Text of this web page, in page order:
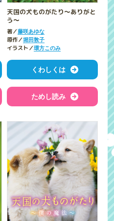
天国の犬ものがたり～ありがと
う～
著／藤咲あゆな
原作／堀田敦子
イラスト／環方このみ
くわしくは
ためし読み